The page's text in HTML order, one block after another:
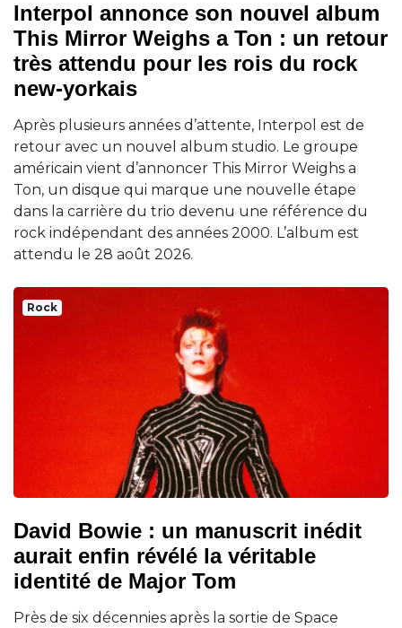
Interpol annonce son nouvel album
This Mirror Weighs a Ton : un retour
très attendu pour les rois du rock
new-yorkais
Après plusieurs années d’attente, Interpol est de
retour avec un nouvel album studio. Le groupe
américain vient d’annoncer This Mirror Weighs a
Ton, un disque qui marque une nouvelle étape
dans la carrière du trio devenu une référence du
rock indépendant des années 2000. L’album est
attendu le 28 août 2026.
Rock
David Bowie : un manuscrit inédit
aurait enfin révélé la véritable
identité de Major Tom
Près de six décennies après la sortie de Space